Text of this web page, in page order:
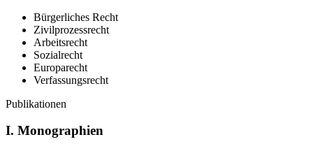
Bürgerliches Recht
Zivilprozessrecht
Arbeitsrecht
Sozialrecht
Europarecht
Verfassungsrecht
Publikationen
I. Monographien